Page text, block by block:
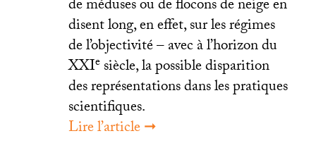
de méduses ou de flocons de neige en
disent long, en effet, sur les régimes
de l’objectivité – avec à l’horizon du
XXIe siècle, la possible disparition
des représentations dans les pratiques
scientifiques.
Lire l’article ➞